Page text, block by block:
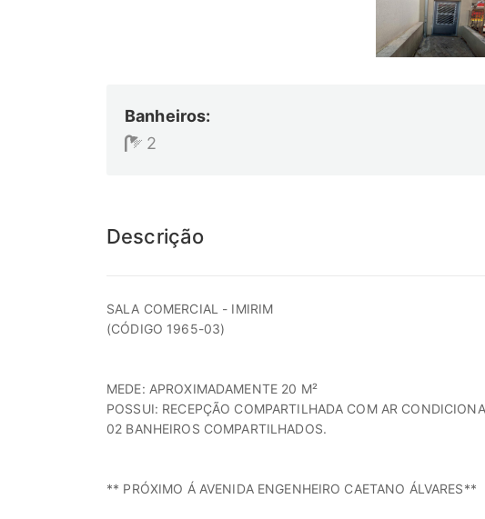
Banheiros:
2
Descrição
SALA COMERCIAL - IMIRIM
(CÓDIGO 1965-03)
MEDE: APROXIMADAMENTE 20 M²
POSSUI: RECEPÇÃO COMPARTILHADA COM AR
02 BANHEIROS COMPARTILHADOS.
** PRÓXIMO Á AVENIDA ENGENHEIRO CAETANO ÁLVARES**